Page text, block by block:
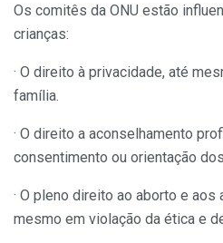
Os comitês da ONU estão
crianças:
· O direito à privacidade, até
família.
· O direito a aconselhamento
consentimento ou orientação
· O pleno direito ao aborto e
mesmo em violação da ética e